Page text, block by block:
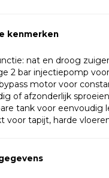
kenmerken
nat en droog
2 bar injectiepomp
motor voor
of afzonderlijk
tank voor eenvoudig
voor tapijt, harde